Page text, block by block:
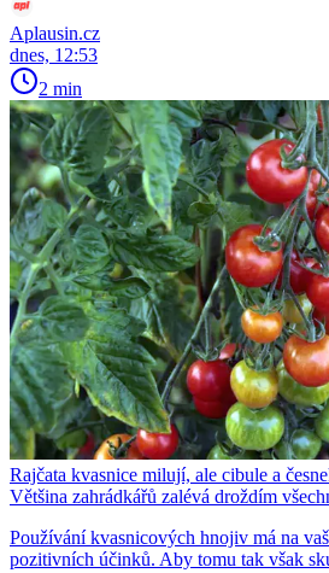
Aplausin.cz
dnes, 12:53
2 min
Rajčata kvasnice milují, ale cibule a
Většina zahrádkářů zalévá droždím
Používání kvasnicových hnojiv má na
pozitivních účinků. Aby tomu tak však